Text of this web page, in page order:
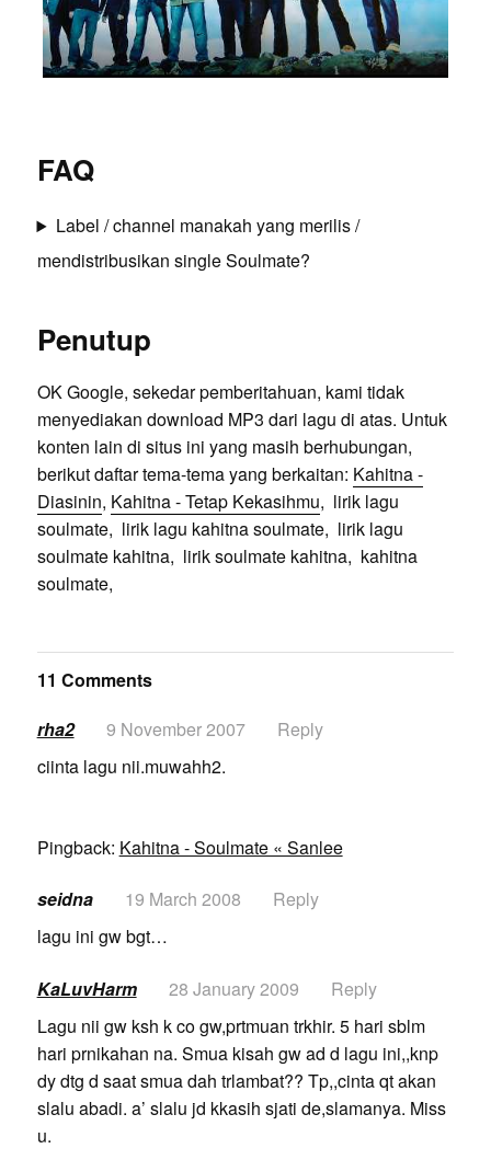
FAQ
Label / channel manakah yang merilis /
mendistribusikan single Soulmate?
Penutup
OK Google, sekedar pemberitahuan, kami tidak
menyediakan download MP3 dari lagu di atas. Untuk
konten lain di situs ini yang masih berhubungan,
berikut daftar tema-tema yang berkaitan: Kahitna -
Diasinin, Kahitna - Tetap Kekasihmu, lirik lagu
soulmate, lirik lagu kahitna soulmate, lirik lagu
soulmate kahitna, lirik soulmate kahitna, kahitna
soulmate,
11 Comments
rha2
9 November 2007
Reply
ciinta lagu nii.muwahh2.
Pingback: Kahitna - Soulmate « Sanlee
seidna 19 March 2008
Reply
lagu ini gw bgt…
KaLuvHarm 28 January 2009
Reply
Lagu nii gw ksh k co gw,prtmuan trkhir. 5 hari sblm
hari prnikahan na. Smua kisah gw ad d lagu ini,,knp
dy dtg d saat smua dah trlambat?? Tp,,cinta qt akan
slalu abadi. a’ slalu jd kkasih sjati de,slamanya. Miss
u.